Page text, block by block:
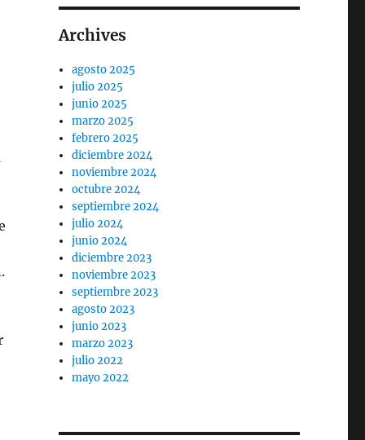
Archives
agosto 2025
julio 2025
junio 2025
marzo 2025
febrero 2025
diciembre 2024
noviembre 2024
octubre 2024
septiembre 2024
julio 2024
junio 2024
diciembre 2023
noviembre 2023
septiembre 2023
agosto 2023
junio 2023
marzo 2023
julio 2022
mayo 2022